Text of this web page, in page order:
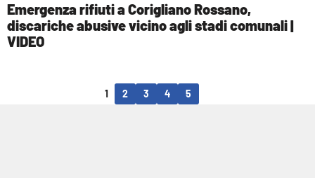
Emergenza rifiuti a Corigliano Rossano,
discariche abusive vicino agli stadi comunali |
VIDEO
1 2 3 4 5